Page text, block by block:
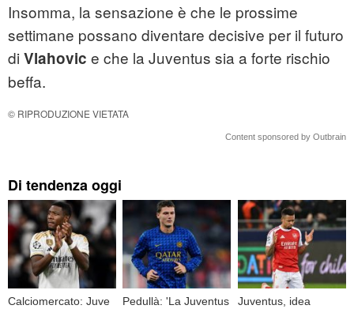
Insomma, la sensazione è che le prossime
settimane possano diventare decisive per il futuro
di Vlahovic e che la Juventus sia a forte rischio
beffa.
© RIPRODUZIONE VIETATA
Content sponsored by Outbrain
Di tendenza oggi
Calciomercato: Juve
Pedullà: 'La Juventus
Juventus, idea